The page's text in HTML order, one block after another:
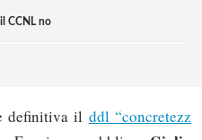
CCNL no
definitiva il ddl “concretezz